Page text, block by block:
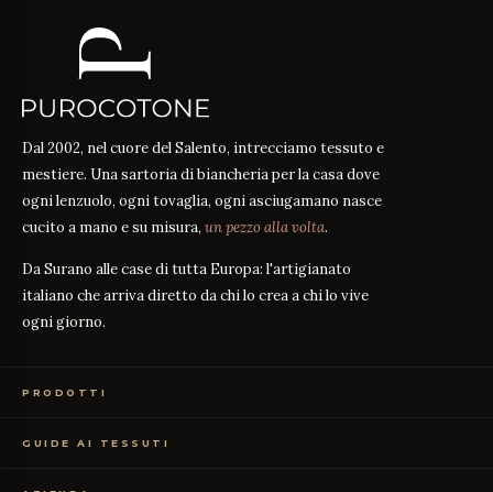
Dal 2002, nel cuore del Salento, intrecciamo tessuto e
mestiere. Una sartoria di biancheria per la casa dove
ogni lenzuolo, ogni tovaglia, ogni asciugamano nasce
cucito a mano e su misura, un pezzo alla volta.
Da Surano alle case di tutta Europa: l'artigianato
italiano che arriva diretto da chi lo crea a chi lo vive
ogni giorno.
PRODOTTI
Biancheria Tavola
GUIDE AI TESSUTI